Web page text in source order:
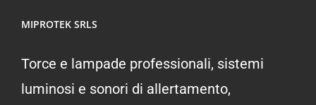
MIPROTEK SRLS
Torce e lampade professionali, sistemi
luminosi e sonori di allertamento,